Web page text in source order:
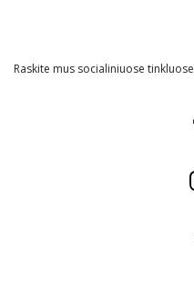
Raskite mus socialiniuose tinkluose